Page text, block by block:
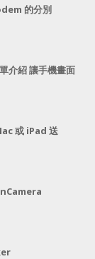
的分別
介紹 讓手機畫面
或 iPad 送